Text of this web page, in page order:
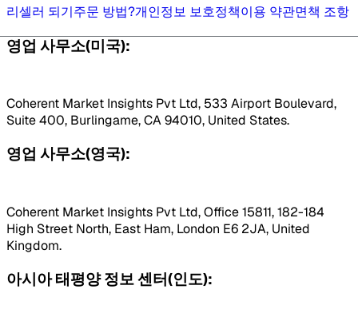
리셀러 되기주문 방법?개인정보 보호정책이용 약관면책 조항
영업 사무소(미국):
Coherent Market Insights Pvt Ltd, 533 Airport Boulevard,
Suite 400, Burlingame, CA 94010, United States.
영업 사무소(영국):
Coherent Market Insights Pvt Ltd, Office 15811, 182-184
High Street North, East Ham, London E6 2JA, United
Kingdom.
아시아 태평양 정보 센터(인도):